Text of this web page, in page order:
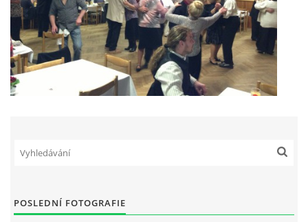
POSLEDNÍ FOTOGRAFIE